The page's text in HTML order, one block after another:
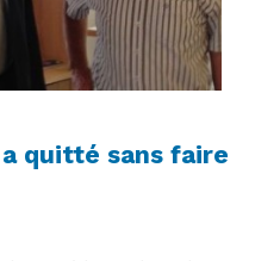
quitté sans faire